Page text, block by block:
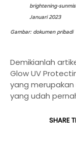
brightening-
Januari 2023
Gambar: dokumen pribadi
Demikianlah
Glow UV
yang merupakan
yang udah
SHARE